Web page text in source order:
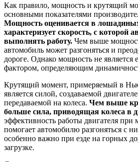
Как правило, мощность и крутящий
основными показателями
Мощность оценивается в
характеризует скорость, с которой
выполнять работу. Чем выше
автомобиль может разгоняться и
дороге. Однако мощность не является
фактором, определяющим
Крутящий момент, примеряемый в
является силой, создаваемой
передаваемой на колеса. Чем выше
больше сила, приводящая колеса в
эффективность работы двигателя при
помогает автомобилю разгоняться с
особенно важно при езде на горных
загрузке.